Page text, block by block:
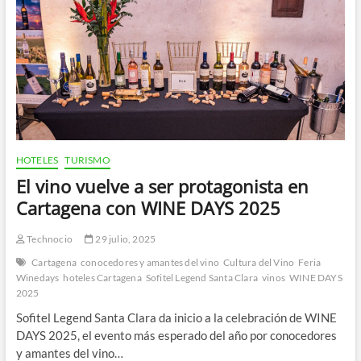
HOTELES TURISMO
El vino vuelve a ser protagonista en
Cartagena con WINE DAYS 2025
Technocio
29 julio, 2025
Cartagena conocedores y amantes del vino Cultura del Vino Feria
Winedays hoteles Cartagena Sofitel Legend Santa Clara vinos WINE DAYS
2025
Sofitel Legend Santa Clara da inicio a la celebración de WINE
DAYS 2025, el evento más esperado del año por conocedores
y amantes del vino…